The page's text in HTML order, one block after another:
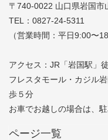
〒740-0022 山口県岩国市
TEL：0827-24-5311
（営業時間：平日9:00〜
アクセス：JR「岩国駅」
フレスタモール・カジル
歩５分
お車でお越しの場合は、
ページ一覧